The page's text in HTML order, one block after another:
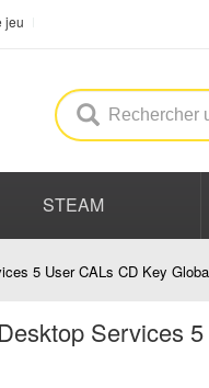
jeu
STEAM
5 User CALs CD Key
Services